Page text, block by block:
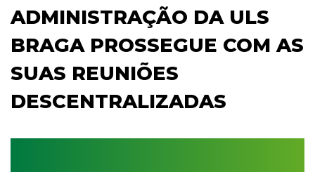
ADMINISTRAÇÃO DA ULS
BRAGA PROSSEGUE COM AS
SUAS REUNIÕES
DESCENTRALIZADAS